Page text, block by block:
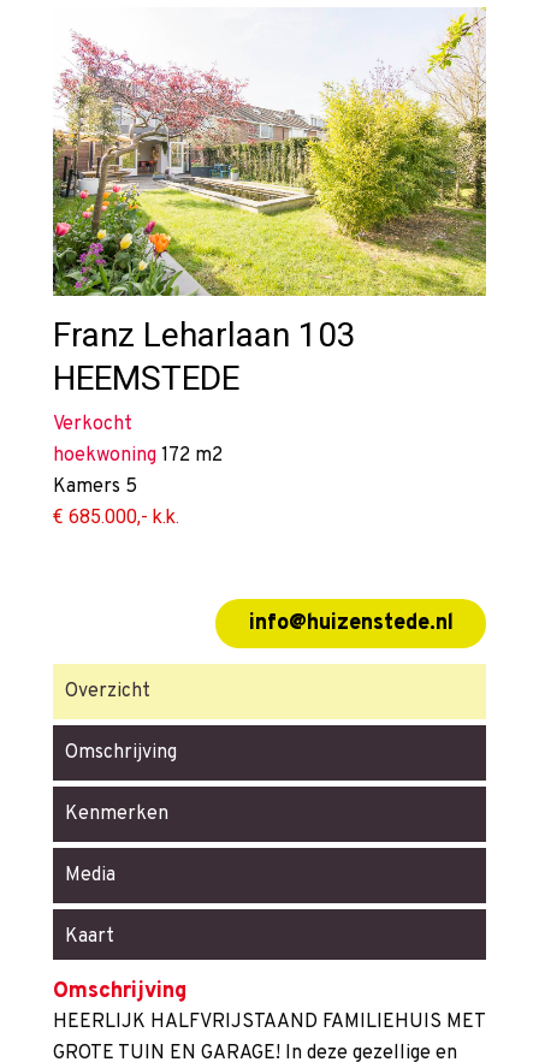
Franz Leharlaan 103
HEEMSTEDE
Verkocht
hoekwoning 172 m2
Kamers 5
€ 685.000,- k.k.
info@huizenstede.nl
Overzicht
Omschrijving
Kenmerken
Media
Kaart
Omschrijving
HEERLIJK HALFVRIJSTAAND FAMILIEHUIS MET
GROTE TUIN EN GARAGE! In deze gezellige en